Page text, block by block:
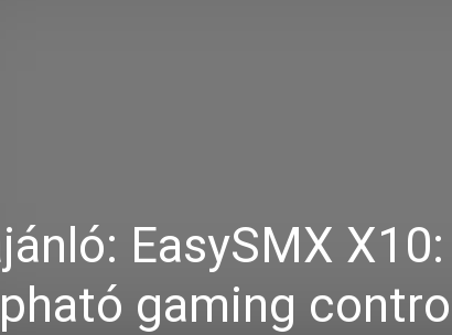
EasySMX
gaming